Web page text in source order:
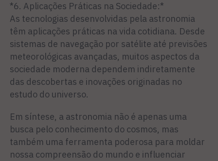
*6. Aplicações Práticas na Sociedade:*
As tecnologias desenvolvidas pela astronomia
têm aplicações práticas na vida cotidiana. Desde
sistemas de navegação por satélite até previsões
meteorológicas avançadas, muitos aspectos da
sociedade moderna dependem indiretamente
das descobertas e inovações originadas no
estudo do universo.
Em síntese, a astronomia não é apenas uma
busca pelo conhecimento do cosmos, mas
também uma ferramenta poderosa para moldar
nossa compreensão do mundo e influenciar